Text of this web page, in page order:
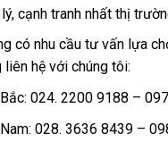
cạnh tranh nhất thị
có nhu cầu tư vấn lựa
hệ với chúng tôi:
024. 2200 9188 –
028. 3636 8439 –